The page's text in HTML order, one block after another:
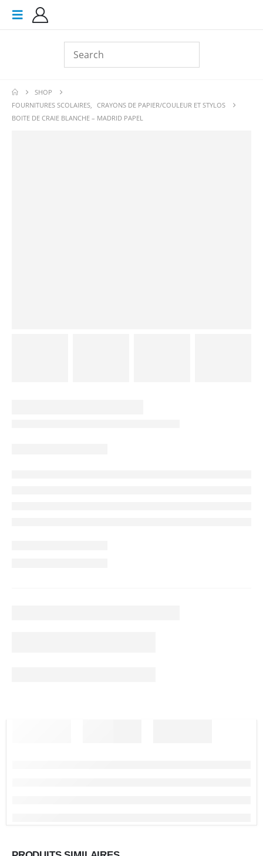
SHOP
FOURNITURES SCOLAIRES, CRAYONS DE PAPIER/COULEUR ET STYLOS
BOITE DE CRAIE BLANCHE – MADRID PAPEL